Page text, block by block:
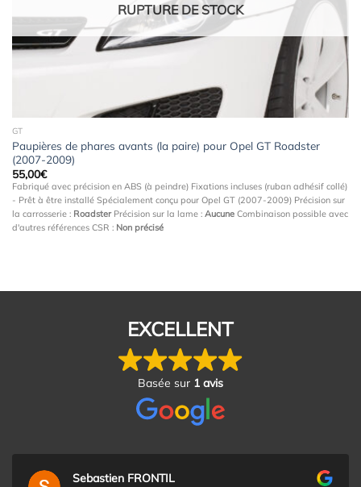
RUPTURE DE STOCK
GT
Paupières de phares avants (la paire) pour Opel GT Roadster
(2007-2009)
55,00€
Fabriqué avec précision en ABS (à peindre) Fixations incluses (ruban adhésif collé)
- Prêt à être installé Spécialement conçu pour Opel GT (2007-2009) Précision sur
la carrosserie : RoadsterPrécision sur la lame : AucuneCombinaison possible avec
d'autres références CSR : Non précisé
EXCELLENT
Basée sur 1 avis
Sebastien FRONTIL